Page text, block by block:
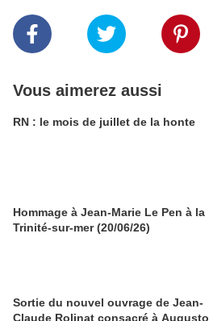
Vous aimerez aussi
RN : le mois de juillet de la honte
Hommage à Jean-Marie Le Pen à la
Trinité-sur-mer (20/06/26)
Sortie du nouvel ouvrage de Jean-
Claude Rolinat consacré à Augusto